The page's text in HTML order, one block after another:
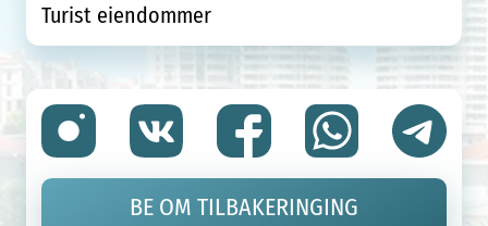
Turist eiendommer
BE OM TILBAKERINGING